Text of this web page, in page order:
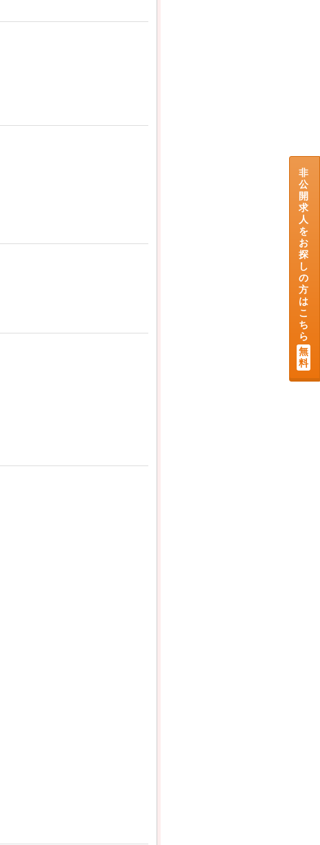
非
公
開
求
人
を
お
探
し
の
方
は
こ
ち
ら
無
料